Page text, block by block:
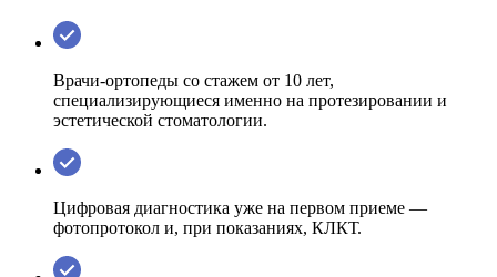
Врачи-ортопеды со стажем от 10 лет,
специализирующиеся именно на протезировании и
эстетической стоматологии.
Цифровая диагностика уже на первом приеме —
фотопротокол и, при показаниях, КЛКТ.